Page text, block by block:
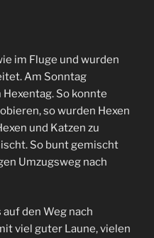
im Fluge und wurden
Am Sonntag
So konnte
so wurden Hexen
und Katzen zu
So bunt gemischt
Umzugsweg nach
den Weg nach
viel guter Laune, vielen